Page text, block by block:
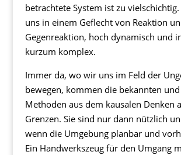
betrachtete System ist zu
uns in einem Geflecht von Reaktion
Gegenreaktion, hoch dynamisch und
kurzum komplex.
Immer da, wo wir uns im Feld der
bewegen, kommen die bekannten
Methoden aus dem kausalen Denken
Grenzen. Sie sind nur dann nützlich
wenn die Umgebung planbar und
Ein Handwerkszeug für den Umgang